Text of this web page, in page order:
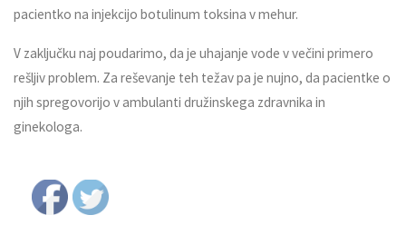
pacientko na injekcijo botulinum toksina v mehur.
V zaključku naj poudarimo, da je uhajanje vode v večini primero
rešljiv problem. Za reševanje teh težav pa je nujno, da pacientke o
njih spregovorijo v ambulanti družinskega zdravnika in
ginekologa.